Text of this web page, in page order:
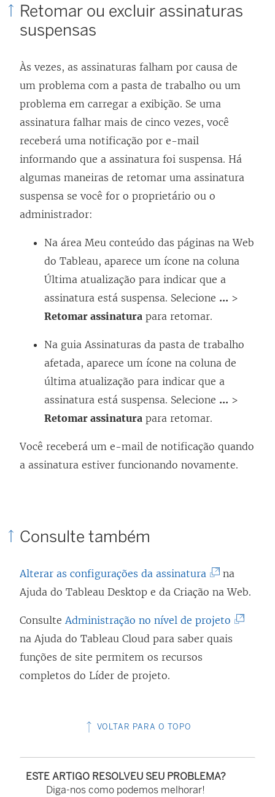
Retomar ou excluir assinaturas
suspensas
Às vezes, as assinaturas falham por causa de
um problema com a pasta de trabalho ou um
problema em carregar a exibição. Se uma
assinatura falhar mais de cinco vezes, você
receberá uma notificação por e-mail
informando que a assinatura foi suspensa. Há
algumas maneiras de retomar uma assinatura
suspensa se você for o proprietário ou o
administrador:
Na área Meu conteúdo das páginas na Web
do Tableau, aparece um ícone na coluna
Última atualização para indicar que a
assinatura está suspensa. Selecione ... >
Retomar assinatura para retomar.
Na guia Assinaturas da pasta de trabalho
afetada, aparece um ícone na coluna de
última atualização para indicar que a
assinatura está suspensa. Selecione ... >
Retomar assinatura para retomar.
Você receberá um e-mail de notificação quando
a assinatura estiver funcionando novamente.
Consulte também
Alterar as configurações da assinatura
O
i
n
e
m
na
Ajuda do Tableau Desktop e da Criação na Web.
Consulte Administração no nível de projeto
O
na Ajuda do Tableau Cloud para saber quais
funções de site permitem os recursos
completos do Líder de projeto.
VOLTAR PARA O TOPO
ESTE ARTIGO RESOLVEU SEU PROBLEMA?
Diga-nos como podemos melhorar!